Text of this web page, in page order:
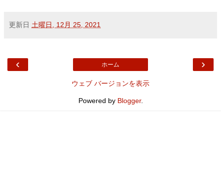
更新日 土曜日, 12月 25, 2021
‹ ›
ホーム
ウェブ バージョンを表示
Powered by Blogger.